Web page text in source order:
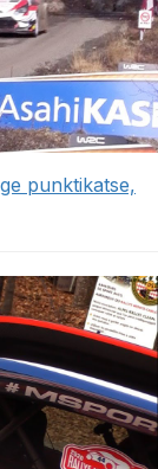
punktikatse,